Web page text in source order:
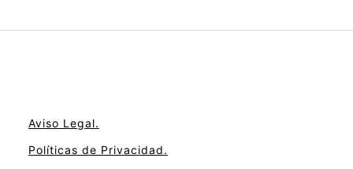
Aviso Legal.
Políticas de Privacidad.